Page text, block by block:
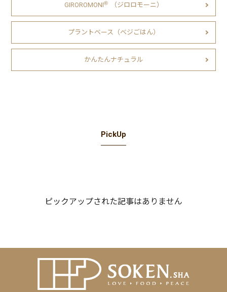
GIROROMONIⓇ （ジロロモーニ）
プラントベース（ベジごはん）
かんたんナチュラル
PickUp
ピックアップされた記事はありません